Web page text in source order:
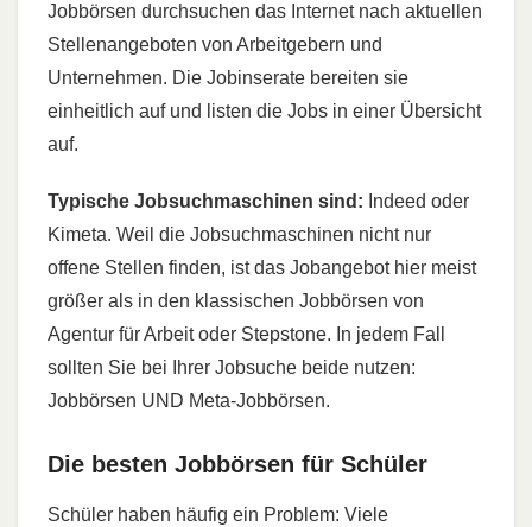
Jobbörsen durchsuchen das Internet nach aktuellen
Stellenangeboten von Arbeitgebern und
Unternehmen. Die Jobinserate bereiten sie
einheitlich auf und listen die Jobs in einer Übersicht
auf.
Typische Jobsuchmaschinen sind: Indeed oder
Kimeta. Weil die Jobsuchmaschinen nicht nur
offene Stellen finden, ist das Jobangebot hier meist
größer als in den klassischen Jobbörsen von
Agentur für Arbeit oder Stepstone. In jedem Fall
sollten Sie bei Ihrer Jobsuche beide nutzen:
Jobbörsen UND Meta-Jobbörsen.
Die besten Jobbörsen für Schüler
Schüler haben häufig ein Problem: Viele